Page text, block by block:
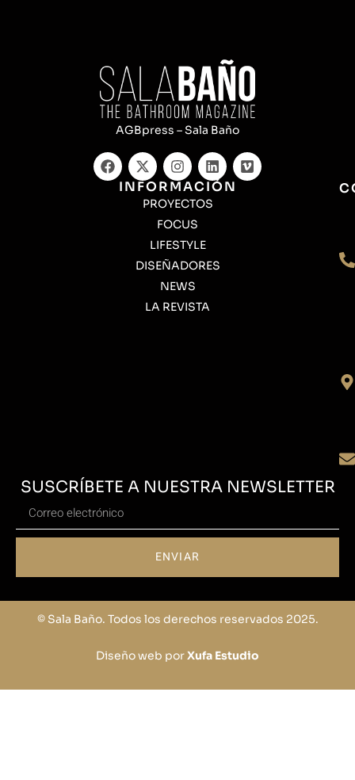
AGBpress – Sala Baño
INFORMACIÓN
PROYECTOS
FOCUS
LIFESTYLE
DISEÑADORES
NEWS
LA REVISTA
SUSCRÍBETE A NUESTRA NEWSLETTER
ENVIAR
© Sala Baño. Todos los derechos reservados 2025.
Diseño web porXufa Estudio